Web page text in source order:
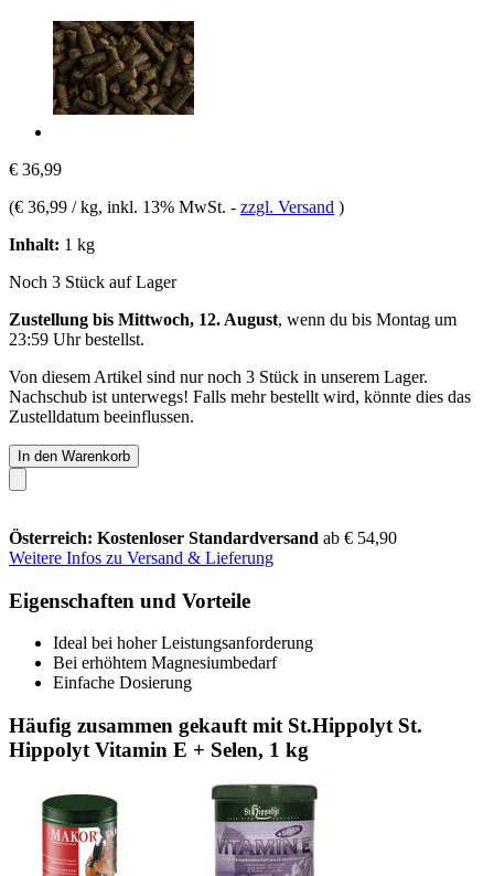
€ 36,99
(€ 36,99 / kg, inkl. 13% MwSt. - zzgl. Versand )
Inhalt: 1 kg
Noch 3 Stück auf Lager
Zustellung bis Mittwoch, 12. August, wenn du bis Montag um
23:59 Uhrbestellst.
Von diesem Artikel sind nur noch 3 Stück in unserem Lager.
Nachschub ist unterwegs! Falls mehr bestellt wird, könnte dies das
Zustelldatum beeinflussen.
In den Warenkorb
Österreich: Kostenloser Standardversand ab € 54,90
Weitere Infos zu Versand & Lieferung
Eigenschaften und Vorteile
Ideal bei hoher Leistungsanforderung
Bei erhöhtem Magnesiumbedarf
Einfache Dosierung
Häufig zusammen gekauft mit St.Hippolyt St.
Hippolyt Vitamin E + Selen, 1 kg